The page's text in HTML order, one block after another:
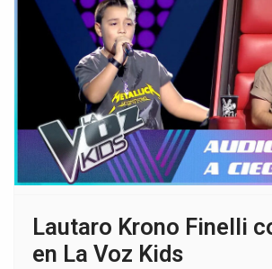
Lautaro Krono Finelli
en La Voz Kids